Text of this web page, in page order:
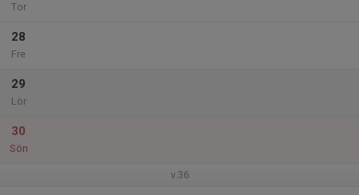
Tor
28
Fre
29
Lör
30
Sön
v.36